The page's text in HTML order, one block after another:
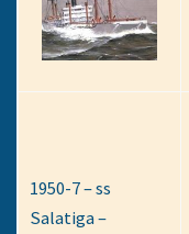
1950-7 – ss
Salatiga –